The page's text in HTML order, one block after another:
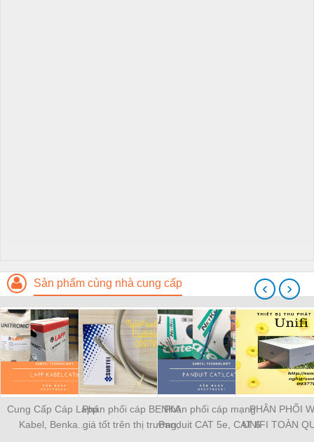
Sản phẩm cùng nhà cung cấp
Cung Cấp Cáp Lapp
Kabel, Benka...
Phân phối cáp BENKA
giá tốt trên thị trường,
Phân phối cáp mạng
Panduit CAT 5e, CAT 6
PHÂN PHỐI
UNIFI TOÀN
‹ ›